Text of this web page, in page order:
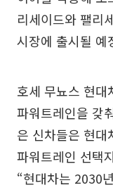
리세이드와 팰리
시장에 출시될 예
호세 무뇨스 현대
파워트레인을 갖
은 신차들은 현대
파워트레인 선택
“현대차는 2030